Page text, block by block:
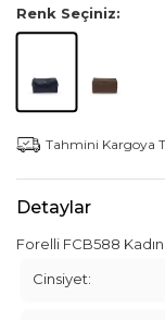
Renk Seçiniz:
Tahmini Kargoya
Detaylar
Forelli FCB588
Cinsiyet: